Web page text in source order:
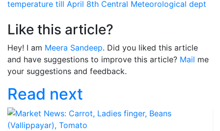
temperature till April 8th Central Meteorological dept
Like this article?
Hey! I am Meera Sandeep. Did you liked this article
and have suggestions to improve this article? Mail me
your suggestions and feedback.
Read next